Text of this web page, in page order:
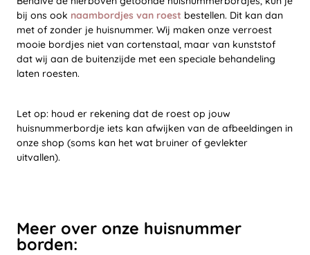
bij ons ook naambordjes van roest bestellen. Dit kan dan
met of zonder je huisnummer. Wij maken onze verroest
mooie bordjes niet van cortenstaal, maar van kunststof
dat wij aan de buitenzijde met een speciale behandeling
laten roesten.
Let op: houd er rekening dat de roest op jouw
huisnummerbordje iets kan afwijken van de afbeeldingen in
onze shop (soms kan het wat bruiner of gevlekter
uitvallen).
Meer over onze huisnummer
borden: